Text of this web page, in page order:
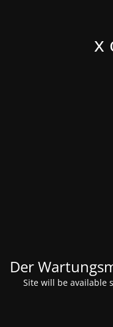
x
Der
Site will be available